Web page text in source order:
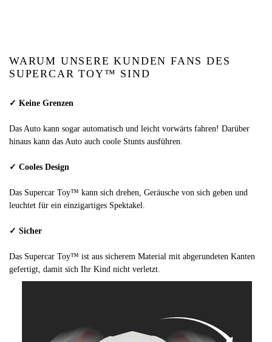
WARUM UNSERE KUNDEN FANS DES
SUPERCAR TOY™ SIND
✓ Keine Grenzen
Das Auto kann sogar automatisch und leicht vorwärts fahren! Darüber
hinaus kann das Auto auch coole Stunts ausführen.
✓ Cooles Design
Das Supercar Toy™ kann sich drehen, Geräusche von sich geben und
leuchtet für ein einzigartiges Spektakel.
✓ Sicher
Das Supercar Toy™ ist aus sicherem Material mit abgerundeten Kanten
gefertigt, damit sich Ihr Kind nicht verletzt.